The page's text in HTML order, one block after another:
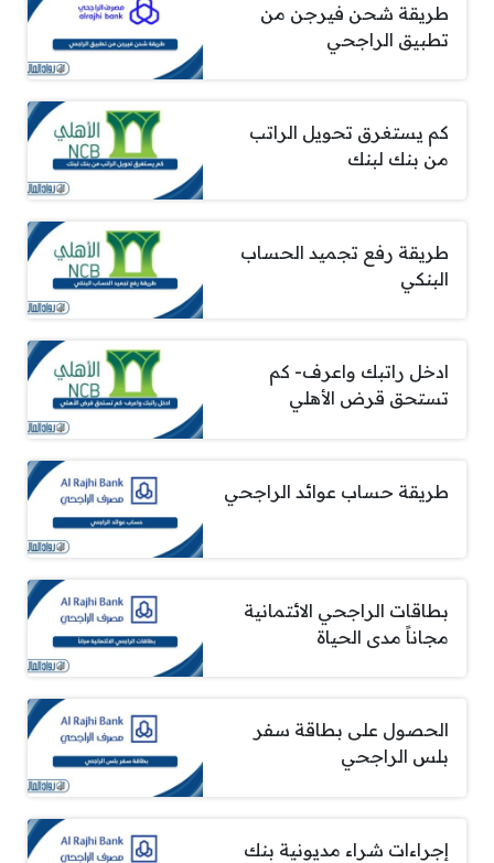
طريقة شحن فيرجن من
تطبيق الراجحي
كم يستغرق تحويل الراتب
من بنك لبنك
طريقة رفع تجميد الحساب
البنكي
ادخل راتبك واعرف- كم
تستحق قرض الأهلي
طريقة حساب عوائد الراجحي
بطاقات الراجحي الائتمانية
مجاناً مدى الحياة
الحصول على بطاقة سفر
بلس الراجحي
إجراءات شراء مديونية بنك